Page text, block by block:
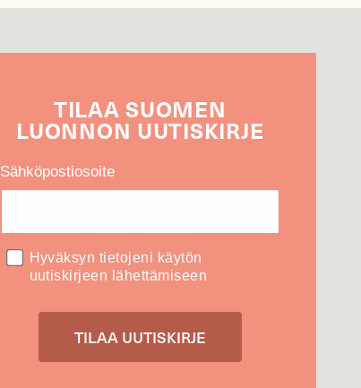
TILAASUOMEN
LUONNON UUTIS­KIRJE
Sähköpostiosoite
Hyväksyn tietojeni käytön
uutiskirjeen lähettämiseen